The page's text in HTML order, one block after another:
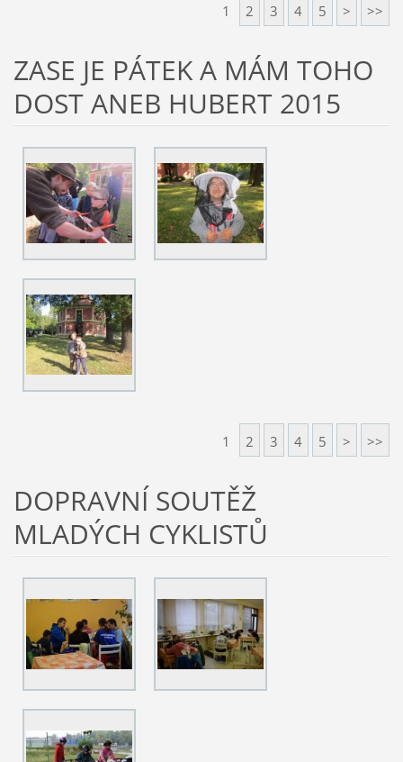
1 2 3 4 5 > >>
ZASE JE PÁTEK A MÁM TOHO
DOST ANEB HUBERT 2015
1 2 3 4 5 > >>
DOPRAVNÍ SOUTĚŽ
MLADÝCH CYKLISTŮ